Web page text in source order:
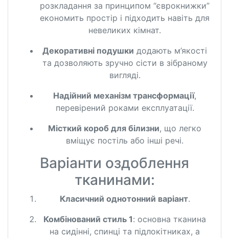
розкладання за принципом “єврокнижки”
економить простір і підходить навіть для
невеликих кімнат.
Декоративні подушки додають м’якості
та дозволяють зручно сісти в зібраному
вигляді.
Надійний механізм трансформації,
перевірений роками експлуатації.
Місткий короб для білизни, що легко
вміщує постіль або інші речі.
Варіанти оздоблення
тканинами:
Класичний однотонний варіант.
Комбінований стиль 1: основна тканина
на сидінні, спинці та підлокітниках, а